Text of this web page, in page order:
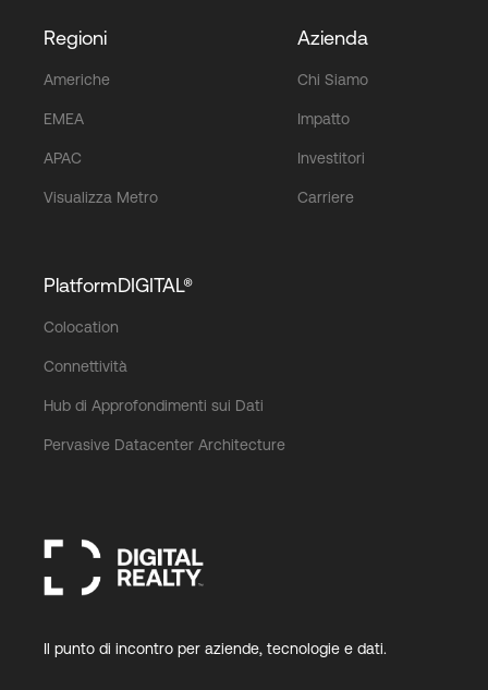
Regioni
Americhe
EMEA
APAC
Visualizza Metro
Azienda
Chi Siamo
Impatto
Investitori
Carriere
PlatformDIGITAL®
Colocation
Connettività
Hub di Approfondimenti sui Dati
Pervasive Datacenter Architecture
Il punto di incontro per aziende, tecnologie e dati.